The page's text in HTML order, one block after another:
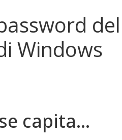
Windows
capita…